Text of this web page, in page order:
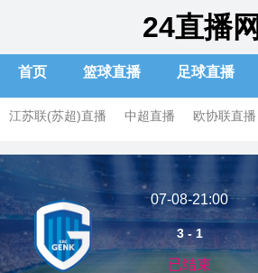
24直播网
首页 篮球直播 足球直播
江苏联(苏超)直播 中超直播 欧协联直播
阿后备直播 阿乙曼特直播
07-08-21:00
3 - 1
已结束